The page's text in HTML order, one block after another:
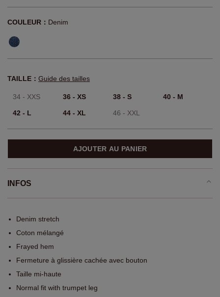
COULEUR： Denim
TAILLE： Guide des tailles
34 - XXS 36 - XS 38 - S 40 - M
42 - L 44 - XL 46 - XXL
AJOUTER AU PANIER
INFOS
Denim stretch
Coton mélangé
Frayed hem
Fermeture à glissière cachée avec bouton
Taille mi-haute
Normal fit with trumpet leg